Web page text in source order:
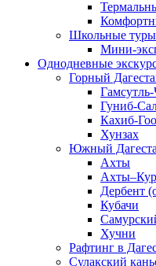
Школьные туры
Мини-
Однодневные
Горный
Гуниб-
Кахиб-
Хунзах
Южный
Ахты
Дербент
Кубачи
Хучни
Рафтинг в
Сулакский